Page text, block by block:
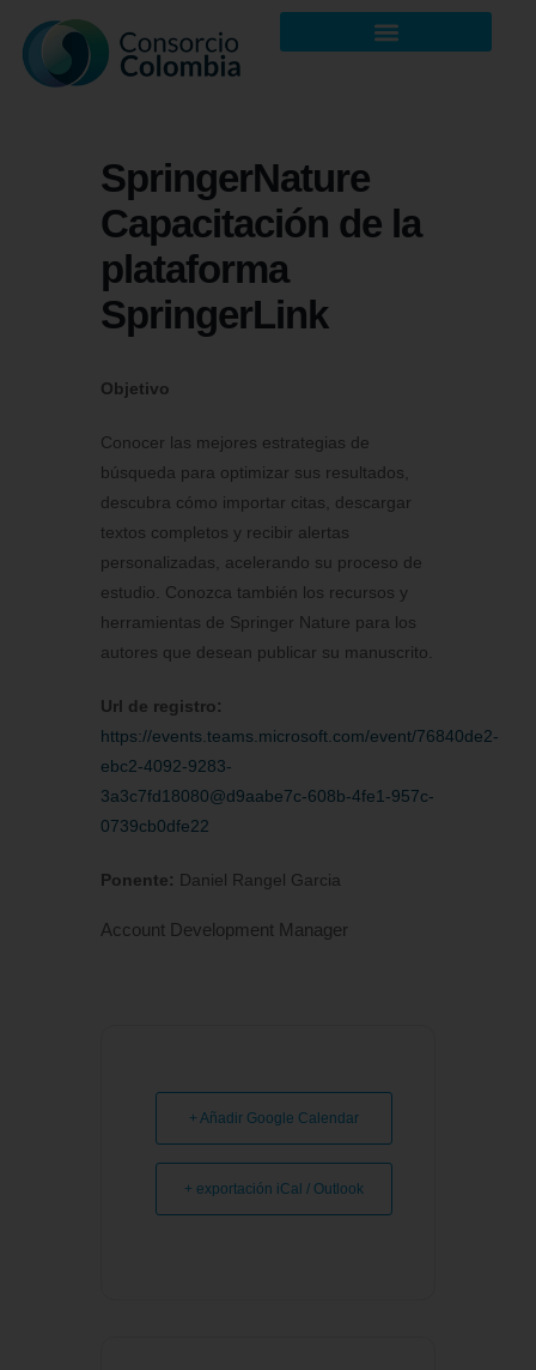
SpringerNature
Capacitación de la
plataforma
SpringerLink
Objetivo
Conocer las mejores estrategias de
búsqueda para optimizar sus resultados,
descubra cómo importar citas, descargar
textos completos y recibir alertas
personalizadas, acelerando su proceso de
estudio. Conozca también los recursos y
herramientas de Springer Nature para los
autores que desean publicar su manuscrito.
Url de registro:
https://events.teams.microsoft.com/event/76840de2-
ebc2-4092-9283-
3a3c7fd18080@d9aabe7c-608b-4fe1-957c-
0739cb0dfe22
Ponente: Daniel Rangel Garcia
Account Development Manager
+ Añadir Google Calendar
+ exportación iCal / Outlook